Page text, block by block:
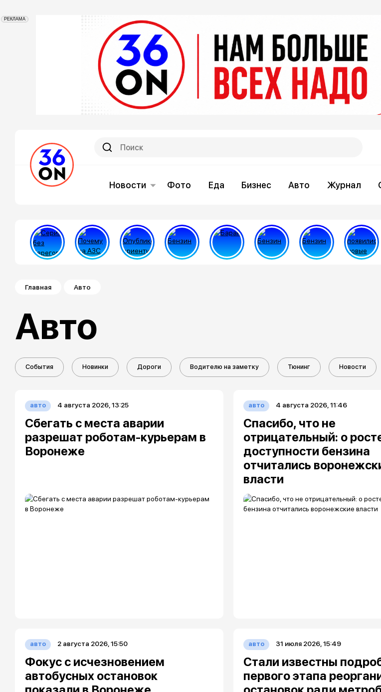
РЕКЛАМА
Новости Фото Еда Бизнес Авто Журнал
Строка навигации
Главная Авто
Авто
События Новинки Дороги Водителю на заметку Тюнинг Новости
авто 4 августа 2026, 13:25
Сбегать с места аварии
разрешат роботам-курьерам в
Воронеже
авто 4 августа 2026, 11:46
Спасибо, что не
отрицательный: о
доступности бензина
отчитались
власти
авто 2 августа 2026, 15:50
Фокус с исчезновением
автобусных остановок
авто 31 июля 2026, 15:49
Стали известны
первого этапа